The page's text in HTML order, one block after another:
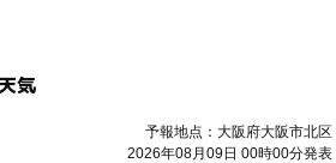
気
予報地点：大阪府大阪市北区
2026年08月09日 00時00分発表